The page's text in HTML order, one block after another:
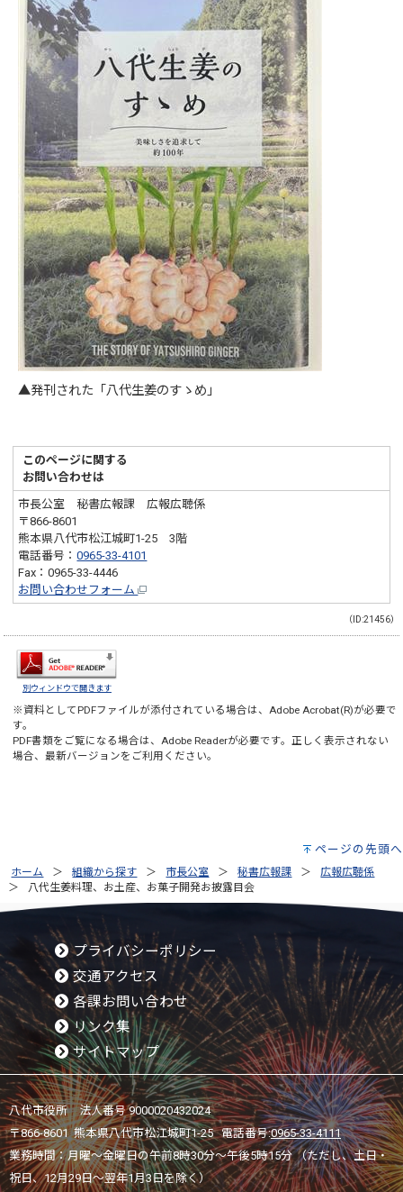
▲発刊された「八代生姜のすゝめ」
このページに関する
お問い合わせは
市長公室 秘書広報課 広報広聴係
〒866-8601
熊本県八代市松江城町1-25 3階
電話番号：0965-33-4101
Fax：0965-33-4446
お問い合わせフォーム
（ID:21456）
別ウィンドウで開きます
※資料としてPDFファイルが添付されている場合は、Adobe Acrobat(R)が必要で
す。
PDF書類をご覧になる場合は、Adobe Readerが必要です。正しく表示されない
場合、最新バージョンをご利用ください。
ページの先頭へ
ホーム 組織から探す 市長公室 秘書広報課
広報広聴係
八代生姜料理、お土産、お菓子開発お披露目会
プライバシーポリシー
交通アクセス
各課お問い合わせ
リンク集
サイトマップ
八代市役所 法人番号 9000020432024
〒866-8601 熊本県八代市松江城町1-25 電話番号:0965-33-4111
業務時間：月曜～金曜日の午前8時30分～午後5時15分 （ただし、土日・
祝日、12月29日～翌年1月3日を除く）